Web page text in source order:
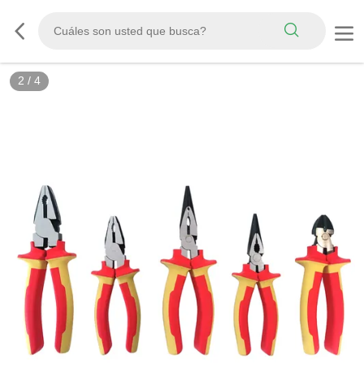
2 / 4